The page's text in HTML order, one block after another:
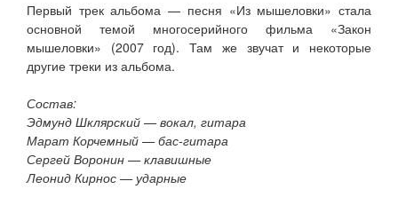
Первый трек альбома — песня «Из мышеловки» стала
основной темой многосерийного фильма «Закон
мышеловки» (2007 год). Там же звучат и некоторые
другие треки из альбома.
Состав:
Эдмунд Шклярский — вокал, гитара
Марат Корчемный — бас-гитара
Сергей Воронин — клавишные
Леонид Кирнос — ударные